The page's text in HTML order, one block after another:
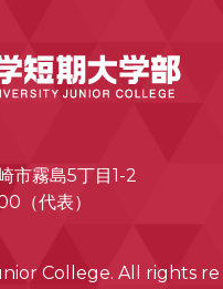
市霧島5丁目1-2
（代表）
College. All rights re